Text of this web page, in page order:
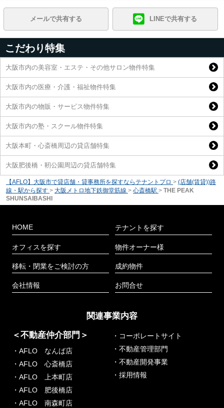
メールで共有する LINEで共有する
こだわり特集
大阪市内の美容室・エステ・その他サロン物件特集
大阪市内の医療・介護・福祉物件特集
大阪市内の物販・サービス物件特集
大阪市内の塾・スクール物件特集
大阪本町・心斎橋周辺の貸店舗特集
大阪肥後橋・靭公園周辺の貸店舗特集
【AFLO】大阪市で貸店舗・貸事務所を探すならテナントプロ > (店舗(賃貸))路
線・駅から探す > 大阪メトロ地下鉄御堂筋線 > 心斎橋駅 > THE PEAK
SHUNSAIBASHI
HOME
オフィスを探す
移転・閉業をご検討の方
会社情報
テナントを探す
物件オーナー様
成約物件
お問合せ
関連事業内容
＜不動産仲介部門＞
・AFLO なんば店
・AFLO 心斎橋店
・AFLO 上本町店
・AFLO 肥後橋店
・AFLO 南森町店
・コーポレートサイト
・不動産管理部門
・不動産開発事業
・採用情報